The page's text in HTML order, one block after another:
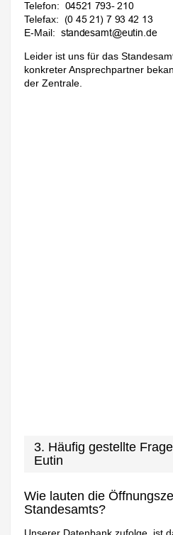
Telefon:
Telefax:
E-Mail:
Leider ist uns für das
konkreter Ansprechpartner
der Zentrale.
3. Häufig gestellte
Eutin
Wie lauten die
Standesamts?
Unserer Datenbank zufolge, ist